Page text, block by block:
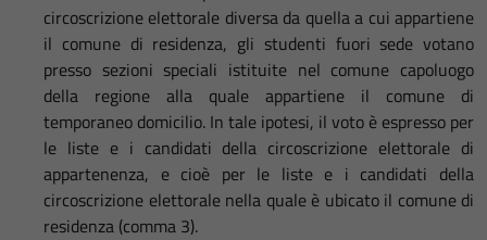
circoscrizione elettorale diversa da quella a cui appartiene
il comune di residenza, gli studenti fuori sede votano
presso sezioni speciali istituite nel comune capoluogo
della regione alla quale appartiene il comune di
temporaneo domicilio. In tale ipotesi, il voto è espresso per
le liste e i candidati della circoscrizione elettorale di
appartenenza, e cioè per le liste e i candidati della
circoscrizione elettorale nella quale è ubicato il comune di
residenza (comma 3).